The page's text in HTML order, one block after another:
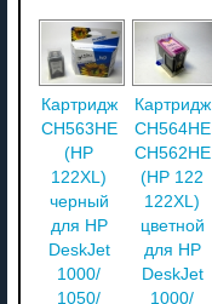
Картридж
CH563HE
(HP
122XL)
черный
для HP
DeskJet
1000/
1050/
Картридж
CH564HE
CH562HE
(HP 122
122XL)
цветной
для HP
DeskJet
1000/